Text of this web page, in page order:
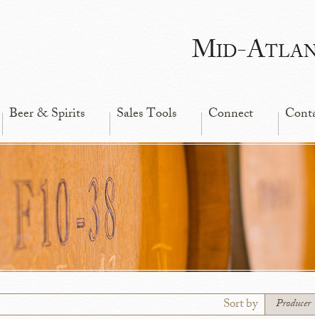
Mid-
Beer & Spirits Sales Tools Connect
Sort by Producer